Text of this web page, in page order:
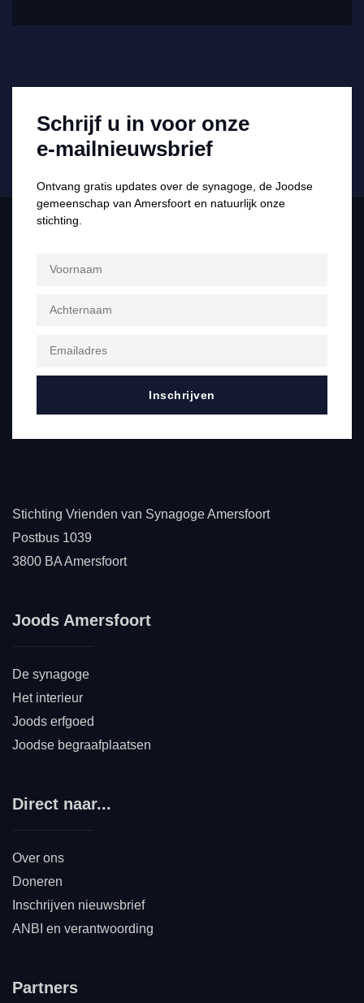
Schrijf u in voor onze
e-mailnieuwsbrief
Ontvang gratis updates over de synagoge, de Joodse
gemeenschap van Amersfoort en natuurlijk onze
stichting.
Inschrijven
Stichting Vrienden van Synagoge Amersfoort
Postbus 1039
3800 BA Amersfoort
Joods Amersfoort
De synagoge
Het interieur
Joods erfgoed
Joodse begraafplaatsen
Direct naar...
Over ons
Doneren
Inschrijven nieuwsbrief
ANBI en verantwoording
Partners